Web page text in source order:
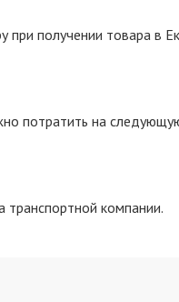
при получении товара в
потратить на
транспортной компании.